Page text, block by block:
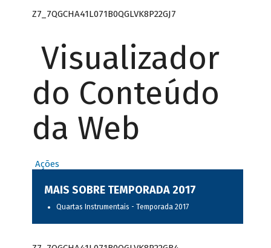
Z7_7QGCHA41L071B0QGLVK8P22GJ7
Visualizador
do Conteúdo
da Web
Ações
MAIS SOBRE TEMPORADA 2017
Quartas Instrumentais - Temporada 2017